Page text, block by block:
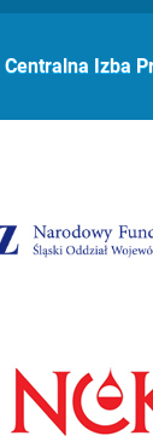
Centralna Izba